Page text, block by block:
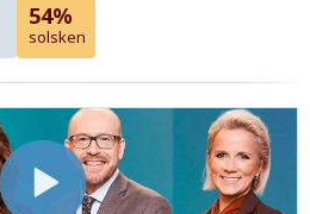
54%
solsken